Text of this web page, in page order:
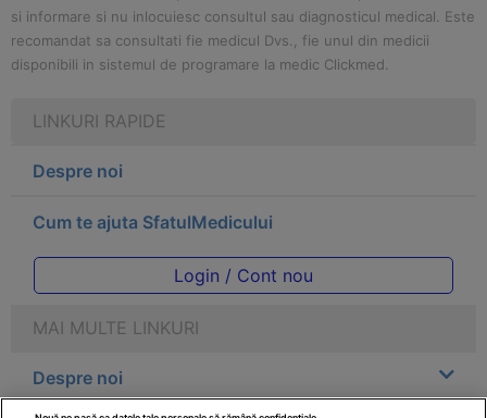
si informare si nu inlocuiesc consultul sau diagnosticul medical. Este
recomandat sa consultati fie medicul Dvs., fie unul din medicii
disponibili in sistemul de programare la medic Clickmed.
LINKURI RAPIDE
Despre noi
Cum te ajuta SfatulMedicului
Login / Cont nou
MAI MULTE LINKURI
Despre noi